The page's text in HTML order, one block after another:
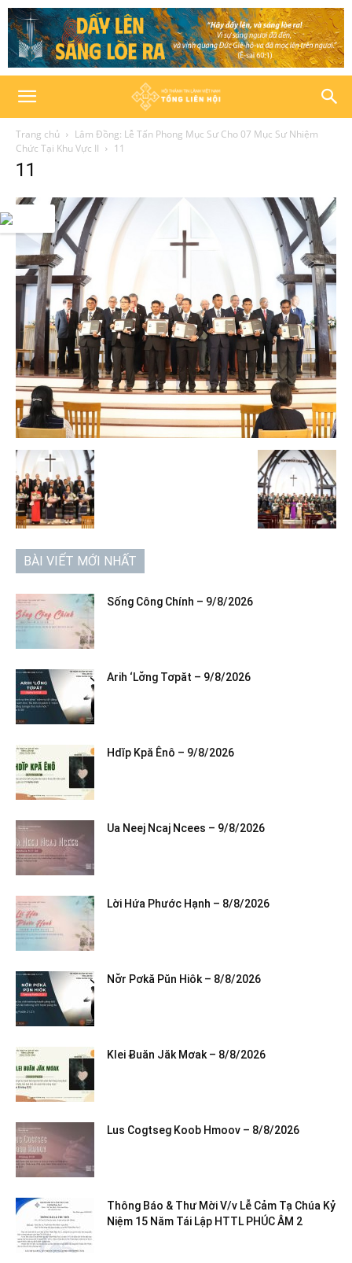
Trang chủ
Lâm Đồng: Lễ Tấn Phong Mục Sư Cho 07 Mục Sư Nhiệm
Chức Tại Khu Vực II
11
11
BÀI VIẾT MỚI NHẤT
Sống Công Chính – 9/8/2026
Arih ‘Lơ̆ng Tơpăt – 9/8/2026
Hdĭp Kpă Ênô – 9/8/2026
Ua Neej Ncaj Ncees – 9/8/2026
Lời Hứa Phước Hạnh – 8/8/2026
Nơ̆r Pơkă Pŭn Hiôk – 8/8/2026
Klei Ƀuăn Jăk Mơak – 8/8/2026
Lus Cogtseg Koob Hmoov – 8/8/2026
Thông Báo & Thư Mời V/v Lễ Cảm Tạ Chúa Kỷ
Niệm 15 Năm Tái Lập HTTL PHÚC ÂM 2